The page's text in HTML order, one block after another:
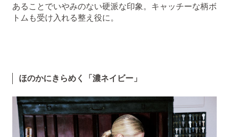
あることでいやみのない硬派な印象。キャッチーな柄ボ
トムも受け入れる整え役に。
ほのかにきらめく「濃ネイビー」